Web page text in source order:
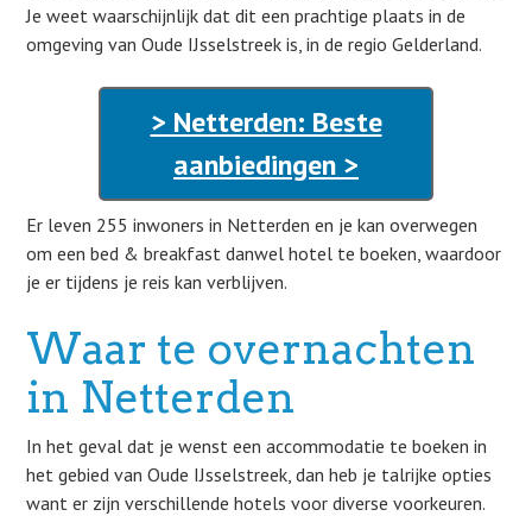
Je weet waarschijnlijk dat dit een prachtige plaats in de
omgeving van Oude IJsselstreek is, in de regio Gelderland.
> Netterden: Beste
aanbiedingen >
Er leven 255 inwoners in Netterden en je kan overwegen
om een bed & breakfast danwel hotel te boeken, waardoor
je er tijdens je reis kan verblijven.
Waar te overnachten
in Netterden
In het geval dat je wenst een accommodatie te boeken in
het gebied van Oude IJsselstreek, dan heb je talrijke opties
want er zijn verschillende hotels voor diverse voorkeuren.